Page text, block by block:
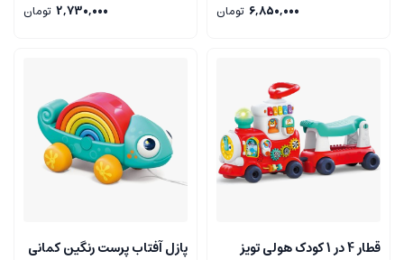
6,850,000 تومان
2,730,000 تومان
قطار 4 در 1 کودک هولی تویز
پازل آفتاب پرست رنگین کمانی